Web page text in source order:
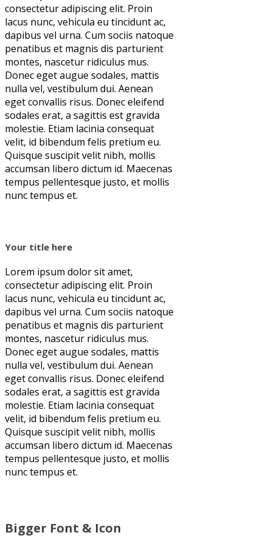
consectetur adipiscing elit. Proin
lacus nunc, vehicula eu tincidunt ac,
dapibus vel urna. Cum sociis natoque
penatibus et magnis dis parturient
montes, nascetur ridiculus mus.
Donec eget augue sodales, mattis
nulla vel, vestibulum dui. Aenean
eget convallis risus. Donec eleifend
sodales erat, a sagittis est gravida
molestie. Etiam lacinia consequat
velit, id bibendum felis pretium eu.
Quisque suscipit velit nibh, mollis
accumsan libero dictum id. Maecenas
tempus pellentesque justo, et mollis
nunc tempus et.
Your title here
Lorem ipsum dolor sit amet,
consectetur adipiscing elit. Proin
lacus nunc, vehicula eu tincidunt ac,
dapibus vel urna. Cum sociis natoque
penatibus et magnis dis parturient
montes, nascetur ridiculus mus.
Donec eget augue sodales, mattis
nulla vel, vestibulum dui. Aenean
eget convallis risus. Donec eleifend
sodales erat, a sagittis est gravida
molestie. Etiam lacinia consequat
velit, id bibendum felis pretium eu.
Quisque suscipit velit nibh, mollis
accumsan libero dictum id. Maecenas
tempus pellentesque justo, et mollis
nunc tempus et.
Bigger Font & Icon